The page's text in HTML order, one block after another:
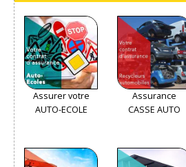
Assurer votre
AUTO-ECOLE
Assurance
CASSE AUTO